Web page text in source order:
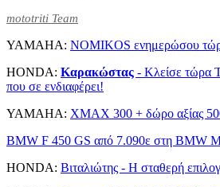
mototriti Team
YAMAHA: NOMIKOS ενημερώσου
HONDA: Καρακώστας - Kλείσε τώρα
που σε ενδιαφέρει!
YAMAHA: XMAX 300 + δώρο αξίας
BMW F 450 GS από 7.090ε στη BMW
HONDA: Βιταλιώτης - Η σταθερή